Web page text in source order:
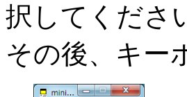
択してくださ
その後、キー